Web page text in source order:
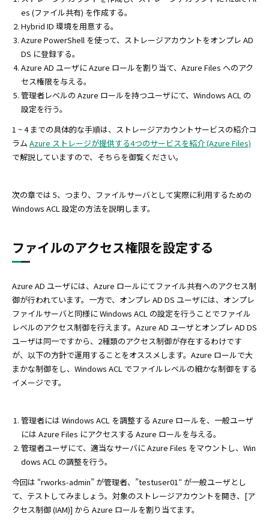
es (ファイル共有) を作成する。
Hybrid ID 環境を用意する。
Azure PowerShell を使って、ストレージアカウントをオンプレ AD
DS に登録する。
Azure AD ユーザに Azure ロールを割り当て、Azure Files へのアク
セス権限を与える。
管理者レベルの Azure ロールを持つユーザにて、Windows ACL の
設定を行う。
1 ~ 4 までの具体的な手順は、ストレージアカウントサービスの紹介コ
ラム Azure ストレージが提供する4つのサービスを紹介 (Azure Files)
で解説していますので、そちらを御覧ください。
次の章では 5、つまり、ファイルサーバとして実際に利用するための
Windows ACL 設定の方法を説明します。
ファイルのアクセス権限を設定する
Azure AD ユーザには、Azure ロールにてファイル共有へのアクセス制
御が行われています。一方で、オンプレ AD DS ユーザには、オンプレ
ファイルサーバと同様に Windows ACL の設定を行うことでファイル
レベルのアクセス制御を行えます。Azure AD ユーザとオンプレ AD DS
ユーザは同一ですから、2種類のアクセス制御が存在するわけです
が、以下の方針で運用することをオススメします。Azure ロールで大
まかな制御をし、Windows ACL でファイルレベルの細かな制御をする
イメージです。
管理者には Windows ACL を調整する Azure ロールを、一般ユーザ
には Azure Files にアクセスする Azure ロールを与える。
管理者ユーザにて、適当なサーバに Azure Files をマウントし、Win
dows ACL の調整を行う。
今回は “rworks-admin” が管理者、”testuser01″ が一般ユーザとし
て、テストしてみましょう。対象のストレージアカウントを開き、[ア
クセス制御 (IAM)] から Azure ロールを割り当てます。